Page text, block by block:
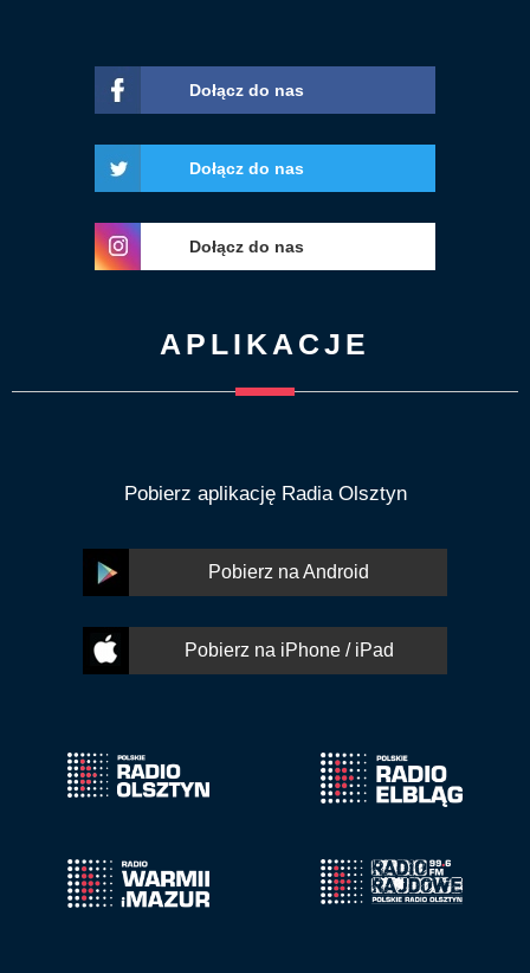
Dołącz do nas
Dołącz do nas
Dołącz do nas
APLIKACJE
Pobierz aplikację Radia Olsztyn
Pobierz na Android
Pobierz na iPhone / iPad